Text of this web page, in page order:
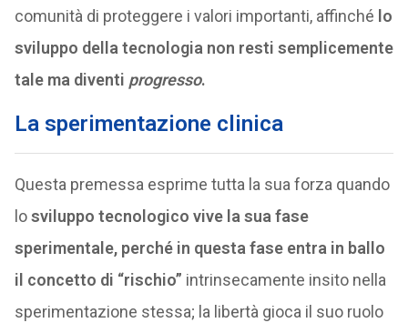
comunità di proteggere i valori importanti, affinché lo
sviluppo della tecnologia non resti semplicemente
tale ma diventi progresso.
La sperimentazione clinica
Questa premessa esprime tutta la sua forza quando
losviluppo tecnologico vive la sua fase
sperimentale, perché in questa fase entra in ballo
il concetto di “rischio” intrinsecamente insito nella
sperimentazione stessa; la libertà gioca il suo ruolo